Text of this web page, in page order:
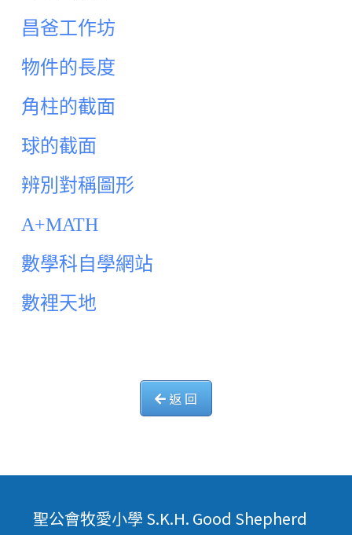
昌爸工作坊
物件的長度
角柱的截面
球的截面
辨別對稱圖形
A+MATH
數學科自學網站
數裡天地
返 回
聖公會牧愛小學 S.K.H. Good Shepherd